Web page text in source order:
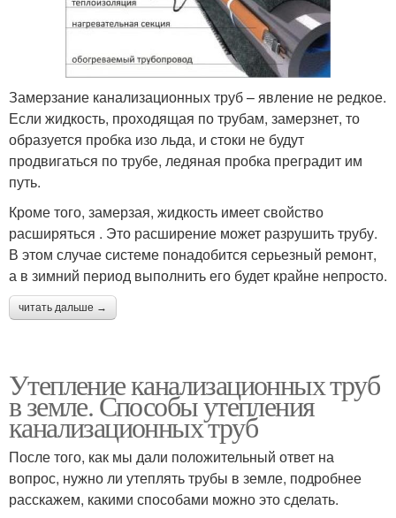
Замерзание канализационных труб – явление не редкое.
Если жидкость, проходящая по трубам, замерзнет, то
образуется пробка изо льда, и стоки не будут
продвигаться по трубе, ледяная пробка преградит им
путь.
Кроме того, замерзая, жидкость имеет свойство
расширяться . Это расширение может разрушить трубу.
В этом случае системе понадобится серьезный ремонт,
а в зимний период выполнить его будет крайне непросто.
читать дальше →
Утепление канализационных труб
в земле. Способы утепления
канализационных труб
После того, как мы дали положительный ответ на
вопрос, нужно ли утеплять трубы в земле, подробнее
расскажем, какими способами можно это сделать.